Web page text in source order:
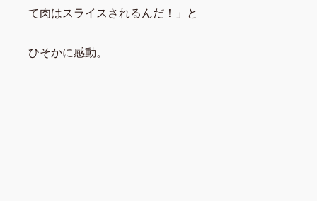
て肉はスライスされるんだ！」と
ひそかに感動。